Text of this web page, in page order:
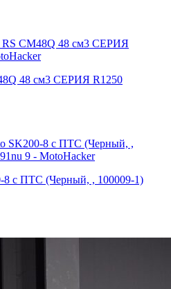
48 см3 СЕРИЯ R1250
8 с ПТС (Черный, , 100009-1)